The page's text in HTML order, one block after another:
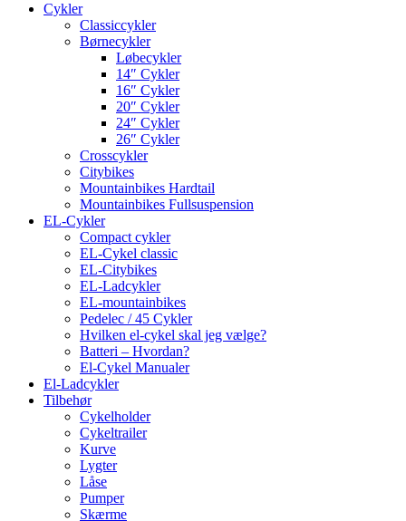
Cykler
Classiccykler
Børnecykler
Løbecykler
14″ Cykler
16″ Cykler
20″ Cykler
24″ Cykler
26″ Cykler
Crosscykler
Citybikes
Mountainbikes Hardtail
Mountainbikes Fullsuspension
EL-Cykler
Compact cykler
EL-Cykel classic
EL-Citybikes
EL-Ladcykler
EL-mountainbikes
Pedelec / 45 Cykler
Hvilken el-cykel skal jeg vælge?
Batteri – Hvordan?
El-Cykel Manualer
El-Ladcykler
Tilbehør
Cykelholder
Cykeltrailer
Kurve
Lygter
Låse
Pumper
Skærme